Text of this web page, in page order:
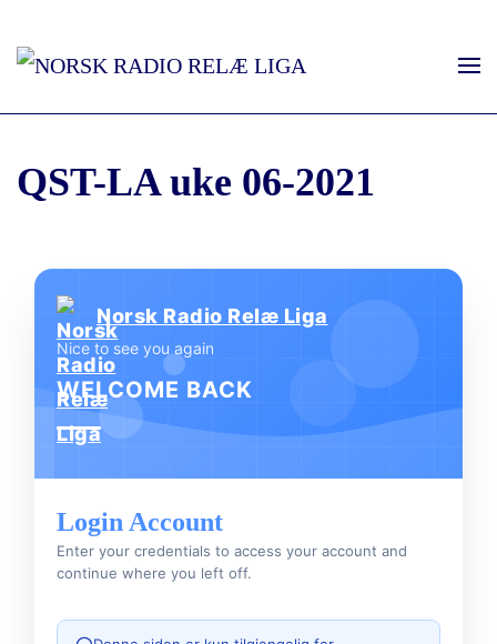
QST-LA uke 06-2021
Norsk Radio Relæ Liga
Nice to see you again
WELCOME BACK
Login Account
Enter your credentials to access your account and
continue where you left off.